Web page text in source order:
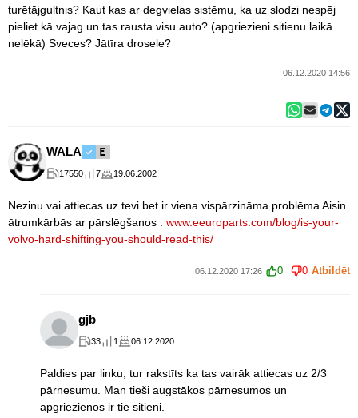
turētājgultnis? Kaut kas ar degvielas sistēmu, ka uz slodzi nespēj
pieliet kā vajag un tas rausta visu auto? (apgriezieni sitienu laikā
nelēkā) Sveces? Jātīra drosele?
06.12.2020 14:56
WALA
17550 7 19.06.2002
Nezinu vai attiecas uz tevi bet ir viena vispārzināma problēma Aisin
ātrumkārbās ar pārslēgšanos : www.eeuroparts.com/blog/is-your-
volvo-hard-shifting-you-should-read-this/
06.12.2020 17:26 0 0 Atbildēt
gjb
33 1 06.12.2020
Paldies par linku, tur rakstīts ka tas vairāk attiecas uz 2/3
pārnesumu. Man tieši augstākos pārnesumos un
apgriezienos ir tie sitieni.